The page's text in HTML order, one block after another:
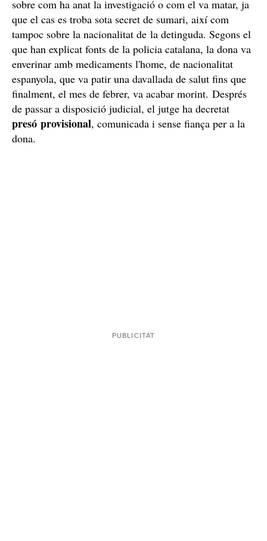
sobre com ha anat la investigació o com el va matar, ja
que el cas es troba sota secret de sumari, així com
tampoc sobre la nacionalitat de la detinguda. Segons el
que han explicat fonts de la policia catalana, la dona va
enverinar amb medicaments l'home, de nacionalitat
espanyola, que va patir una davallada de salut fins que
finalment, el mes de febrer, va acabar morint. Després
de passar a disposició judicial, el jutge ha decretat
presó provisional, comunicada i sense fiança per a la
dona.